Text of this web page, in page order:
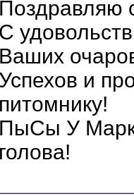
Поздравляю
С
Ваших
Успехов и
питомнику!
ПыСы У
голова!